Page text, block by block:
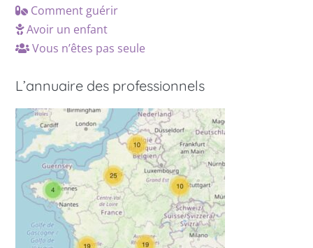
Comment guérir
Avoir un enfant
Vous n’êtes pas seule
L’annuaire des professionnels